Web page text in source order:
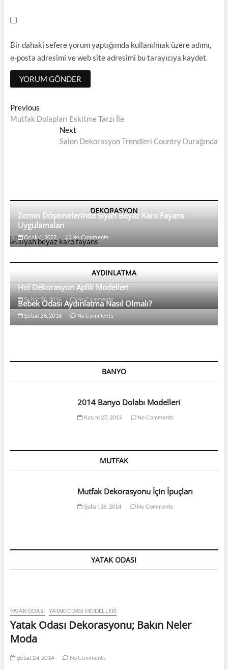
Bir dahaki sefere yorum yaptığımda kullanılmak üzere adımı,
e-posta adresimi ve web site adresimi bu tarayıcıya kaydet.
Yazı
dolaşımı
PreviousPrevious
post:
Mutfak Dolapları Eskitme Tarzı İle
Next
post:
Salon Dekorasyon Trendleri Country Durağında
DEKORASYON
Zemin Döşemelerinde Siyah Beyaz Karo Fayans
Uygulamaları
Ocak 4, 2022 No Comments
AYDINLATMA
Hol Dekorasyon Aplik Modelleri
Şubat 28, 2016 No Comments
Bebek Odası Aydınlatma Nasıl Olmalı?
Şubat 26, 2016 No Comments
BANYO
2014 Banyo Dolabı Modelleri
Kasım 27, 2013 No Comments
MUTFAK
Mutfak Dekorasyonu İçin İpuçları
Şubat 26, 2014 No Comments
YATAK ODASI
YATAK ODASI YATAK ODASI MODELLERI
Yatak Odası Dekorasyonu; Bakın Neler
Moda
Şubat 24, 2014 No Comments